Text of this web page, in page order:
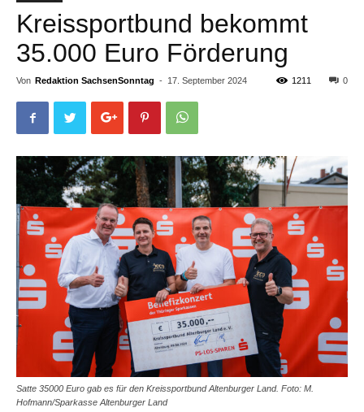
Kreissportbund bekommt
35.000 Euro Förderung
Von Redaktion SachsenSonntag - 17. September 2024 0
1211
Satte 35000 Euro gab es für den Kreissportbund Altenburger Land. Foto: M.
Hofmann/Sparkasse Altenburger Land